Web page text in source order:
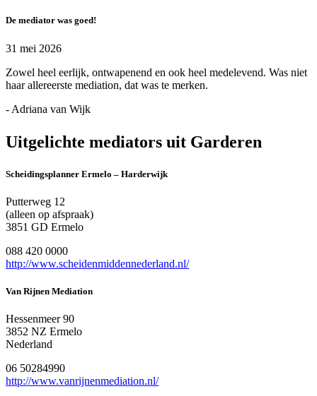
De mediator was goed!
31 mei 2026
Zowel heel eerlijk, ontwapenend en ook heel medelevend. Was niet
haar allereerste mediation, dat was te merken.
- Adriana van Wijk
Uitgelichte mediators uit Garderen
Scheidingsplanner Ermelo – Harderwijk
Putterweg 12
(alleen op afspraak)
3851 GD Ermelo
088 420 0000
http://www.scheidenmiddennederland.nl/
Van Rijnen Mediation
Hessenmeer 90
3852 NZ Ermelo
Nederland
06 50284990
http://www.vanrijnenmediation.nl/